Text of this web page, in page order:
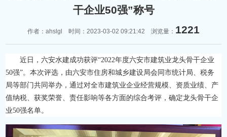
干企业50强”称号
作者：ahslgl 时间：2023-03-02 09:21:42 浏览量： 1221
近日，六安水建成功获评“2022年度六安市建筑业龙头骨干企业
50强”。本次评选，由六安市住房和城乡建设局会同市统计局、税务
局等部门共同举办，通过对全市建筑业企业经营规模、资质业绩、产
值纳税、获奖荣誉、责任影响等各方面的综合考评，确定龙头骨干企
业50强名单。